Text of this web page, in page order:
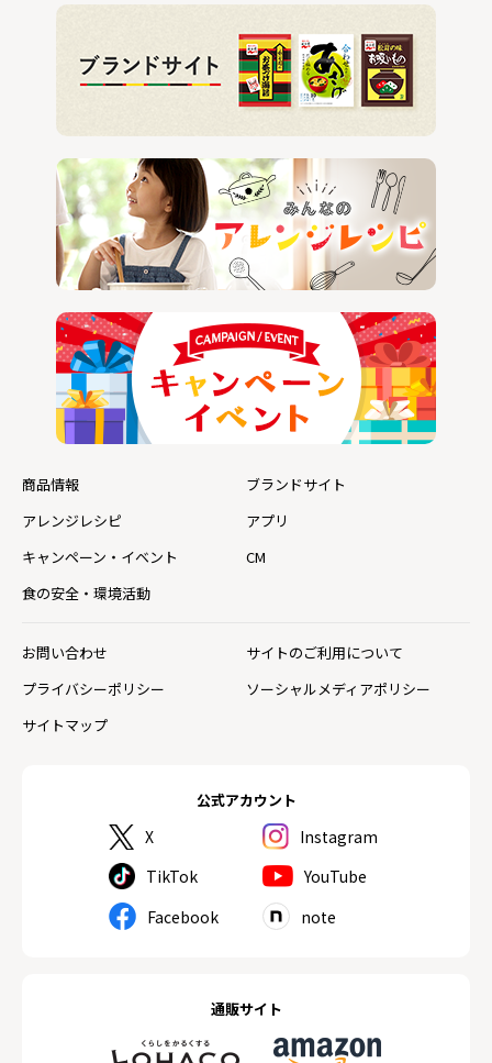
公式アカウント
X
Instagram
TikTok
YouTube
Facebook
note
通販サイト
商品情報
ブランドサイト
アレンジレシピ
アプリ
キャンペーン・イベント
CM
食の安全・環境活動
お問い合わせ
サイトのご利用について
プライバシーポリシー
ソーシャルメディアポリシー
サイトマップ